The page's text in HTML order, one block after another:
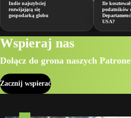
Indie najszybciej
rozwijającą się
gospodarką globu
Ile
podatników
USA?
Wspieraj nas
Dołącz do grona naszych
Zacznij wspierać